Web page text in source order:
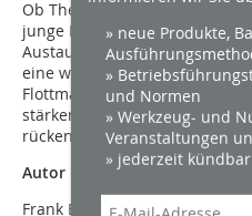
Ob Theater, Tanz, Musik,
junge Kultur und Kleinkunst
Austausch der
eine wichtige Facette in dem
Flottmann-Hallen über die
stärker in den Fokus
rücken.
Autor
Frank Beushausen ist Inhaber
» neue Produkte,
»
und Normen
» Werkzeug- und
Veranstaltungen
» jederzeit kündbar